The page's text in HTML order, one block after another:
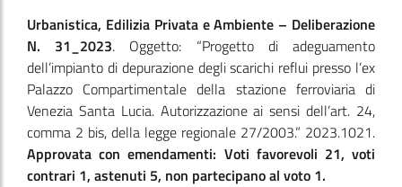
Urbanistica, Edilizia Privata e Ambiente – Deliberazione
N. 31_2023. Oggetto: “Progetto di adeguamento
dell’impianto di depurazione degli scarichi reflui presso l’ex
Palazzo Compartimentale della stazione ferroviaria di
Venezia Santa Lucia. Autorizzazione ai sensi dell’art. 24,
comma 2 bis, della legge regionale 27/2003.” 2023.1021.
Approvata con emendamenti: Voti favorevoli 21, voti
contrari 1, astenuti 5, non partecipano al voto 1.